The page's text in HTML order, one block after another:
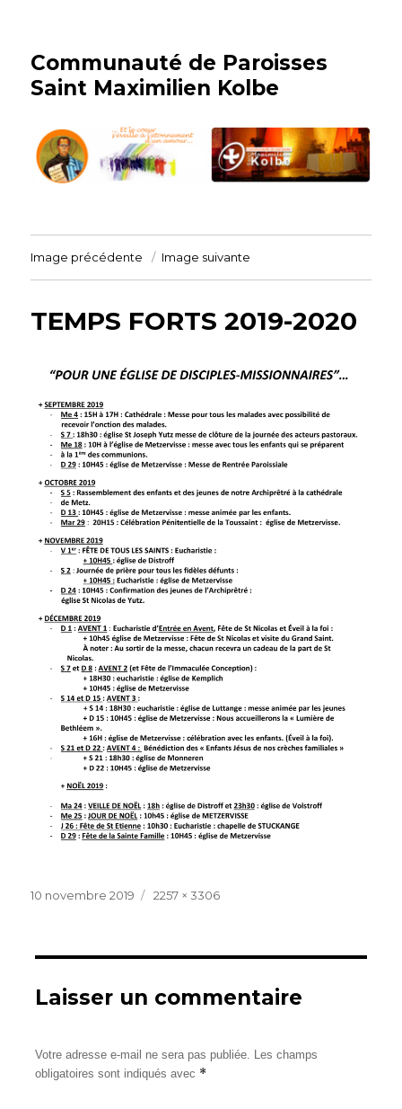
Communauté de Paroisses
Saint Maximilien Kolbe
Image précédente Image suivante
TEMPS FORTS 2019-2020
Publié
10 novembre 2019
Taille
2257 × 3306
Laisser un commentaire
Votre adresse e-mail ne sera pas publiée. Les champs
obligatoires sont indiqués avec *